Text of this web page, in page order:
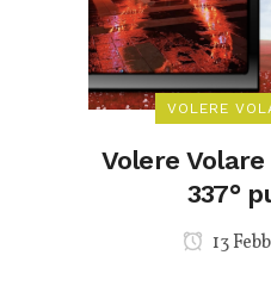
VOLERE
Volere
337°
13